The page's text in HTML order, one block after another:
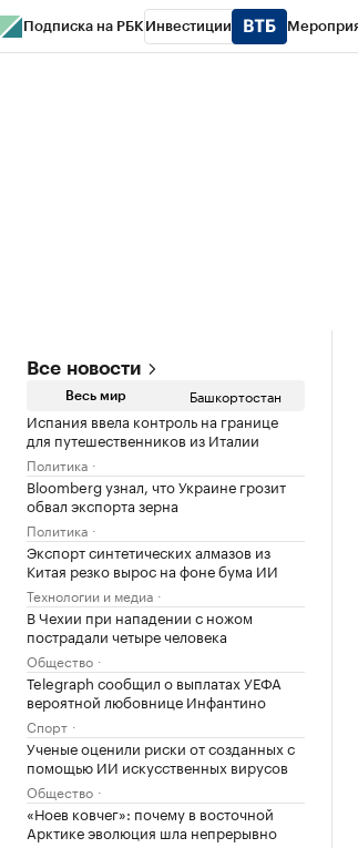
Подписка на РБК Инвестиции
Все новости
Весь мир Башкортостан
Испания ввела контроль на границе
для путешественников из Италии
Политика
Bloomberg узнал, что Украине грозит
обвал экспорта зерна
Политика
Экспорт синтетических алмазов из
Китая резко вырос на фоне бума ИИ
Технологии и медиа
В Чехии при нападении с ножом
пострадали четыре человека
Общество
Telegraph сообщил о выплатах УЕФА
вероятной любовнице Инфантино
Спорт
Ученые оценили риски от созданных с
помощью ИИ искусственных вирусов
Общество
«Ноев ковчег»: почему в восточной
Арктике эволюция шла непрерывно